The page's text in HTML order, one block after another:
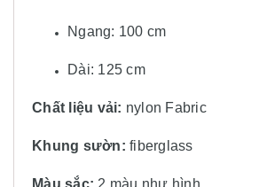
Ngang: 100 cm
Dài: 125 cm
Chất liệu vải: nylon Fabric
Khung sườn: fiberglass
Màu sắc: 2 màu như hình